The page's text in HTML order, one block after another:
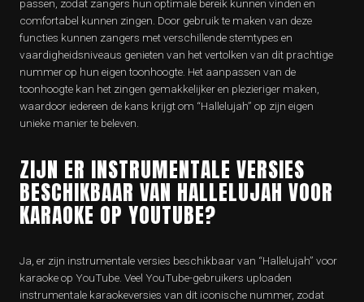
passen, zodat zangers hun optimale bereik kunnen vinden en
comfortabel kunnen zingen. Door gebruik te maken van deze
functies kunnen zangers met verschillende stemtypes en
vaardigheidsniveaus genieten van het vertolken van dit prachtige
nummer op hun eigen toonhoogte. Het aanpassen van de
toonhoogte kan het zingen gemakkelijker en plezieriger maken,
waardoor iedereen de kans krijgt om “Hallelujah” op zijn eigen
unieke manier te beleven.
ZIJN ER INSTRUMENTALE VERSIES
BESCHIKBAAR VAN HALLELUJAH VOOR
KARAOKE OP YOUTUBE?
Ja, er zijn instrumentale versies beschikbaar van “Hallelujah” voor
karaoke op YouTube. Veel YouTube-gebruikers uploaden
instrumentale karaokeversies van dit iconische nummer, zodat